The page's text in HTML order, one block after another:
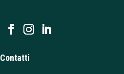
Contatti